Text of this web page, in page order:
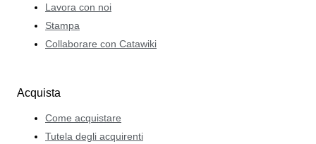
Lavora con noi
Stampa
Collaborare con Catawiki
Acquista
Come acquistare
Tutela degli acquirenti